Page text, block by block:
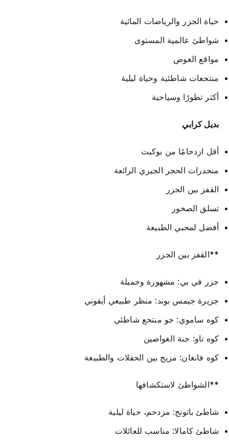
حياة الجزر والرياضات المائية
شواطئ عالمية المستوى
مواقع الغوص
منتجعات شاطئية وحياة ليلية
أكثر تطورًا وسياحية
بديل كرابي
أقل ازدحامًا من بوكيت
منحدرات الحجر الجيري الرائعة
القفز بين الجزر
تسلق الصخور
أفضل لمحبي الطبيعة
**القفز بين الجزر
جزر في بي: مشهورة وجميلة
جزيرة جيمس بوند: منظر طبيعي أيقوني
كوه ساموي: جو منتجع شاطئي
كوه تاو: جنة الغواصين
كوه فانغان: مزيج بين الحفلات والطبيعة
**الشواطئ لاستكشافها
شاطئ باتونج: مزدحم، حياة ليلية
شاطئ كامالا: مناسب للعائلات